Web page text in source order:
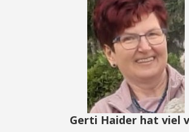
Gerti Haider hat viel